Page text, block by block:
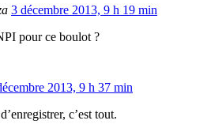
3 décembre 2013, 9 h 19 min
pour ce boulot ?
2013, 9 h 37 min
c’est tout.